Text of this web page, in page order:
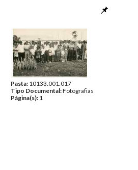
Pasta: 10133.001.017
Tipo Documental:Fotografias
Página(s): 1